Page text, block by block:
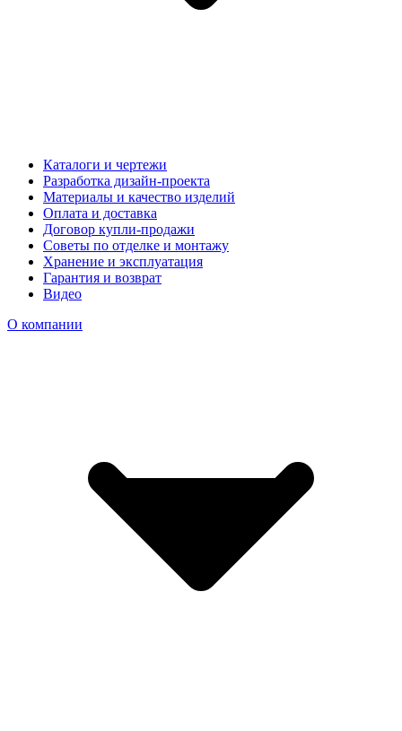
Каталоги и чертежи
Разработка дизайн-проекта
Материалы и качество изделий
Оплата и доставка
Договор купли-продажи
Советы по отделке и монтажу
Хранение и эксплуатация
Гарантия и возврат
Видео
О компании